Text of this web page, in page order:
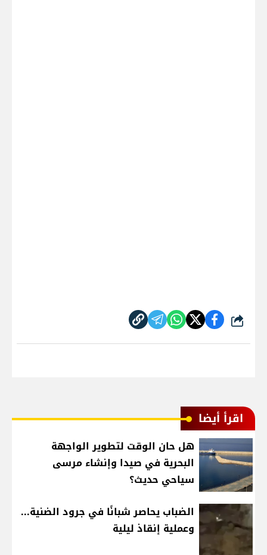
شارك
اقرأ أيضا
هل حان الوقت لتطوير الواجهة
البحرية في صيدا وإنشاء مرسى
سياحي حديث؟
الضباب يحاصر شبانًا في جرود الضنية...
وعملية إنقاذ ليلية